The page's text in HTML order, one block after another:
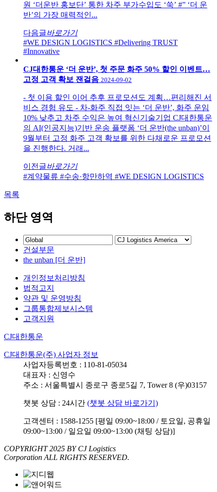
원 ‘더운반 홍보단’ 통한 차주 부가수입도 ‘쑥’ #” ‘더 운
반’의 가장 매력적인...
다음글바로가기
#WE DESIGN LOGISTICS #Delivering TRUST
#Innovative
CJ대한통운 ‘더 운반’, 첫 주문 화주 50% 할인 이벤트…
고정 고객 확보 잰걸음 2024-09-02
- 첫 이용 할인 이어 추후 프로모션도 계획…편리해진 서
비스 경험 유도 - 차-화주 직접 잇는 ‘더 운반’, 화주 운임
10% 낮추고 차주 수익은 높여 혁신기술기업 CJ대한통운
의 AI(인공지능)기반 운송 플랫폼 ‘더 운반(the unban)’이
9월부터 고정 화주 고객 확보를 위한 다채로운 프로모션
을 진행한다. 거래...
이전글바로가기
#계약물류 #수송·항만하역 #WE DESIGN LOGISTICS
목록
하단 영역
건설부문
the unban [더 운반]
개인정보처리방침
법적고지
약관 및 운영방침
그룹통합제보시스템
고객지원
CJ대한통운
CJ대한통운(주) 사업자 정보
사업자등록번호 : 110-81-05034
대표자 : 신영수
주소 : 서울특별시 종로구 종로5길 7, Tower 8 (우)03157
챗봇 상담 : 24시간 (챗봇 상담 바로가기)
고객센터 : 1588-1255 [평일 09:00~18:00 / 토요일, 공휴일
09:00~13:00 / 일요일 09:00~13:00 (채팅 상담)]
COPYRIGHT 2025 BY CJ Logistics
Corporation ALL RIGHTS RESERVED.